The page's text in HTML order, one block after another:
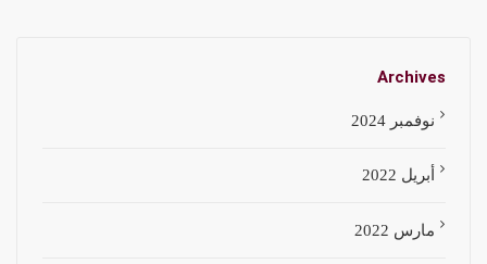
Archives
نوفمبر 2024
أبريل 2022
مارس 2022